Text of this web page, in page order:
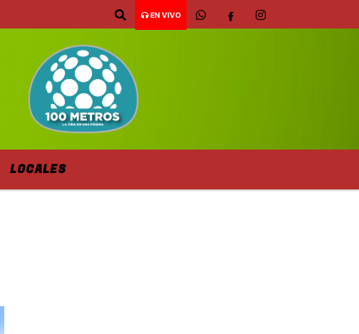
EN VIVO
LOCALES